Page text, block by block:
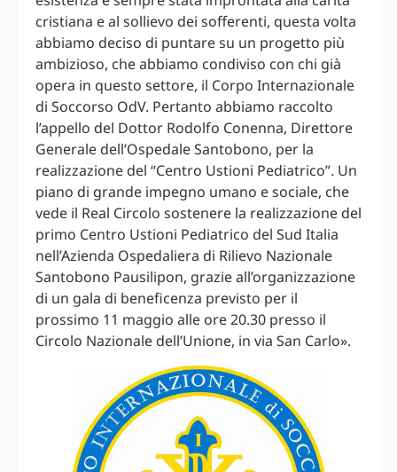
cristiana e al sollievo dei sofferenti, questa volta
abbiamo deciso di puntare su un progetto più
ambizioso, che abbiamo condiviso con chi già
opera in questo settore, il Corpo Internazionale
di Soccorso OdV. Pertanto abbiamo raccolto
l’appello del Dottor Rodolfo Conenna, Direttore
Generale dell’Ospedale Santobono, per la
realizzazione del “Centro Ustioni Pediatrico”. Un
piano di grande impegno umano e sociale, che
vede il Real Circolo sostenere la realizzazione del
primo Centro Ustioni Pediatrico del Sud Italia
nell’Azienda Ospedaliera di Rilievo Nazionale
Santobono Pausilipon, grazie all’organizzazione
di un gala di beneficenza previsto per il
prossimo 11 maggio alle ore 20.30 presso il
Circolo Nazionale dell’Unione, in via San Carlo».